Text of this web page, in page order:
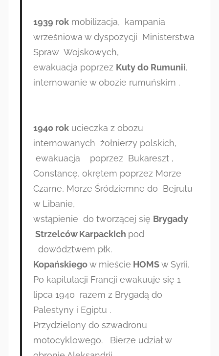
1939 rokmobilizacja, kampania
wrześniowa w dyspozycji Ministerstwa
Spraw Wojskowych,
ewakuacja poprzez Kuty do Rumunii,
internowanie w obozie rumuńskim .
1940 rokucieczka z obozu
internowanych żołnierzy polskich,
ewakuacja poprzez Bukareszt ,
Constancę, okrętem poprzez Morze
Czarne, Morze Śródziemne do Bejrutu
w Libanie,
wstąpienie do tworzącej się Brygady
Strzelców Karpackich pod
dowództwem płk.
Kopańskiegow mieście HOMSw Syrii.
Po kapitulacji Francji ewakuuje się 1
lipca 1940 razem z Brygadą do
Palestyny i Egiptu .
Przydzielony do szwadronu
motocyklowego. Bierze udział w